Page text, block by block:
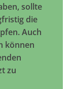
sollte
die
Auch
können
zu